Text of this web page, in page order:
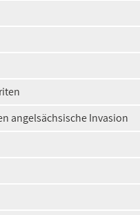
angelsächsische Invasion